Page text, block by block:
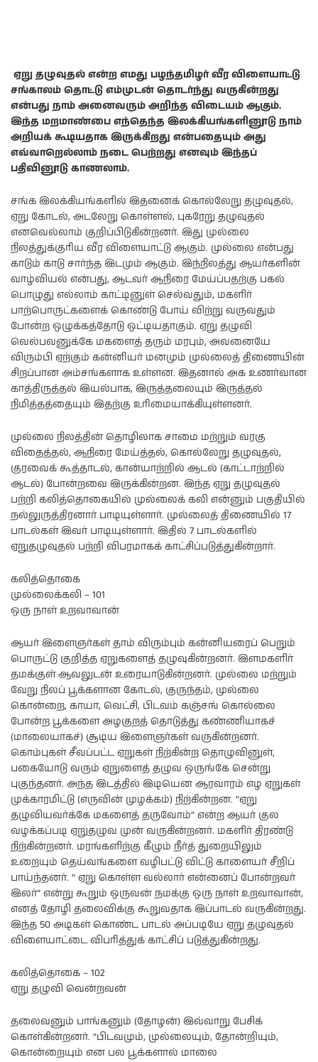
ஏறு தழுவுதல் என்ற எமது பழந்தமிழர் வீர விளையாட்டு
சங்காலம் தொட்டு எம்முடன் தொடர்ந்து வருகின்றது
என்பது நாம் அனைவரும் அறிந்த விடையம் ஆகும்.
இந்த மறமாண்பை எந்தெந்த இலக்கியங்களினூடு நாம்
அறியக் கூடியதாக இருக்கிறது என்பதையும் அது
எவ்வாறெல்லாம் நடை பெற்றது எனவும் இந்தப்
பதிவினூடு காணலாம்.
சங்க இலக்கியங்களில் இதனைக் கொல்லேறு தழுவுதல்,
ஏறு கோடல், அடலேறு கொள்ளல், புகரேறு தழுவுதல்
எனவெல்லாம் குறிப்பிடுகின்றனர். இது முல்லை
நிலத்துக்குரிய வீர விளையாட்டு ஆகும். முல்லை என்பது
காடும் காடு சார்ந்த இடமும் ஆகும். இந்நிலத்து ஆயர்களின்
வாழ்வியல் என்பது, ஆடவர் ஆநிரை மேய்ப்பதற்கு பகல்
பொழுது எல்லாம் காட்டினுள் செல்வதும், மகளிர்
பாற்பொருட்களைக் கொண்டு போய் விற்று வருவதும்
போன்ற ஒழுக்கத்தோடு ஒட்டியதாகும். ஏறு தழுவி
வெல்பவனுக்கே மகளைத் தரும் மரபும், அவனையே
விரும்பி ஏற்கும் கன்னியர் மனமும் முல்லைத் திணையின்
சிறப்பான அம்சங்களாக உள்ளன. இதனால் அக உணர்வான
காத்திருத்தல் இயல்பாக, இருத்தலையும் இருத்தல்
நிமித்தத்தையும் இதற்கு உரிமையாக்கியுள்ளனர்.
முல்லை நிலத்தின் தொழிலாக சாமை மற்றும் வரகு
விதைத்தல், ஆநிரை மேய்த்தல், கொல்லேறு தழுவுதல்,
குரவைக் கூத்தாடல், கான்யாற்றில் ஆடல் (காட்டாற்றில்
ஆடல்) போன்றவை இருக்கின்றன. இந்த ஏறு தழுவுதல்
பற்றி கலித்தொகையில் முல்லைக் கலி என்னும் பகுதியில்
நல்லுருத்திரனார் பாடியுள்ளார். முல்லைத் திணையில் 17
பாடல்கள் இவர் பாடியுள்ளார். இதில் 7 பாடல்களில்
ஏறுதழுவுதல் பற்றி விபரமாகக் காட்சிப்படுத்துகின்றார்.
கலித்தொகை
முல்லைக்கலி – 101
ஒரு நாள் உறவாவான்
ஆயர் இளைஞர்கள் தாம் விரும்பும் கன்னியரைப் பெறும்
பொருட்டு குறித்த ஏறுகளைத் தழுவுகின்றனர். இளமகளிர்
தமக்குள் ஆவலுடன் உரையாடுகின்றனர். முல்லை மற்றும்
வேறு நிலப் பூக்களான கோடல், குருந்தம், முல்லை
கொன்றை, காயா, வெட்சி, பிடவம் கஞ்சங் கொல்லை
போன்ற பூக்களை அழகுறத் தொடுத்து கண்ணியாகச்
(மாலையாகச்) சூடிய இளைஞர்கள் வருகின்றனர்.
கொம்புகள் சீவப்பட்ட ஏறுகள் நிற்கின்ற தொழுவினுள்,
பகையோடு வரும் ஏறுளைத் தழுவ ஒருங்கே சென்று
புகுந்தனர். அந்த இடத்தில் இடியென ஆரவாரம் எழ ஏறுகள்
முக்காரமிட்டு (எருவின் முழக்கம்) நிற்கின்றன. “ஏறு
தழுவியவர்க்கே மகளைத் தருவோம்” என்ற ஆயர் குல
வழக்கப்படி ஏறுதழுவ முன் வருகின்றனர். மகளிர் திரண்டு
நிற்கின்றனர். மரங்களிற்கு கீழும் நீர்த் துறையிலும்
உறையும் தெய்வங்களை வழிபட்டு விட்டு காளையர் சீறிப்
பாய்ந்தனர். ” ஏறு கொள்ள வல்லார் என்னைப் போன்றவர்
இலர்” என்று கூறும் ஒருவன் நமக்கு ஒரு நாள் உறவாவான்,
எனத் தோழி தலைவிக்கு கூறுவதாக இப்பாடல் வருகின்றது.
இந்த 50 அடிகள் கொண்ட பாடல் அப்படியே ஏறு தழுவுதல்
விளையாட்டை விபரித்துக் காட்சிப் படுத்துகின்றது.
கலித்தொகை – 102
ஏறு தழுவி வென்றவன்
தலைவனும் பாங்கனும் (தோழன்) இவ்வாறு பேசிக்
கொள்கின்றனர். “பிடவமும், முல்லையும், தோன்றியும்,
கொன்றையும் என பல பூக்களால் மாலை